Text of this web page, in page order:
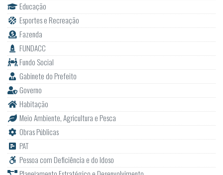
Educação
Esportes e Recreação
Fazenda
FUNDACC
Fundo Social
Gabinete do Prefeito
Governo
Habitação
Meio Ambiente, Agricultura e Pesca
Obras Públicas
PAT
Pessoa com Deficiência e do Idoso